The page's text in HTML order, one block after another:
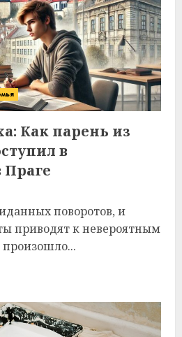
Как парень из
в
Праге
поворотов, и
приводят к невероятным